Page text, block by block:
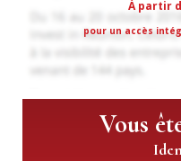
À partir
pour un accès
Vous